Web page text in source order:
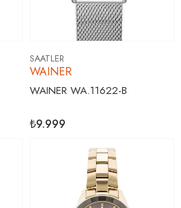
SAATLER
WAINER
WAINER WA.11622-B
₺9.999